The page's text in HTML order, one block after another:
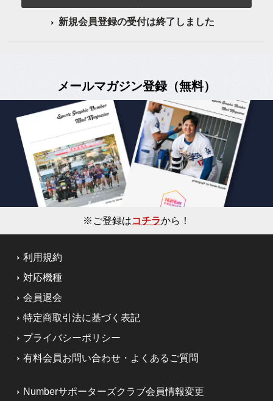
新規会員登録の受付は終了しました
メールマガジン登録（無料）
※ご登録はコチラから！
利用規約
対応機種
会員退会
特定商取引法に基づく表記
プライバシーポリシー
有料会員お問い合わせ・よくあるご質問
Numberサポーターズクラブ会員情報変更